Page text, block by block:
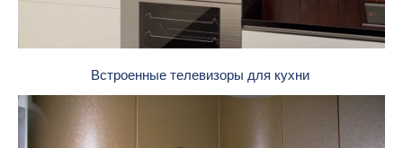
Встроенные телевизоры для кухни